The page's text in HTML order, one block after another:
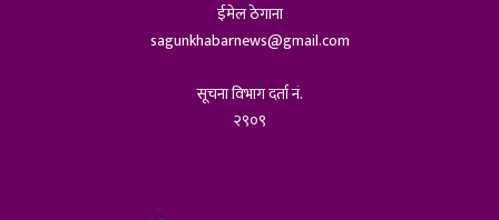
ईमेल ठेगाना
sagunkhabarnews@gmail.com
सूचना विभाग दर्ता नं.
२९०९